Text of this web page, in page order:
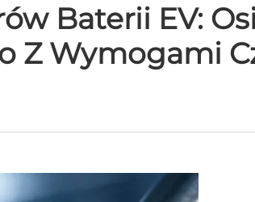
Baterii EV:
Z Wymogami